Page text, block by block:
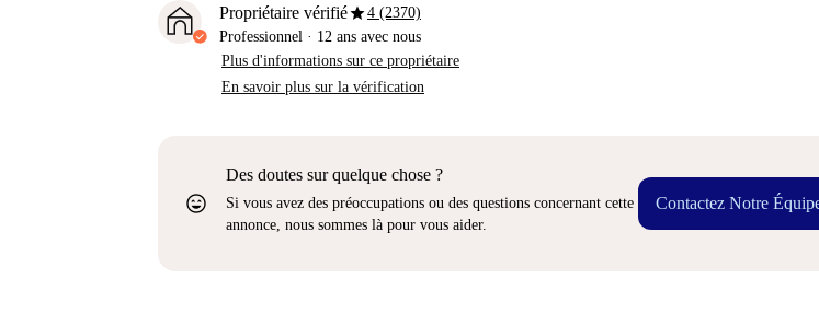
Propriétaire vérifiéstar4 (2370)
Professionnel · 12 ans avec nous
Plus d'informations sur ce propriétaire
En savoir plus sur la vérification
sentiment_very_satisfied
Des doutes sur quelque chose ?
Si vous avez des préoccupations ou des questions concernant cette
annonce, nous sommes là pour vous aider.
Contactez Notre